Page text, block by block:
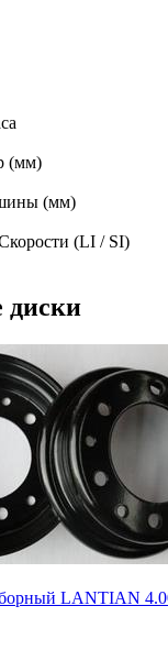
(мм)
(мм)
(LI / SI)
диски
LANTIAN